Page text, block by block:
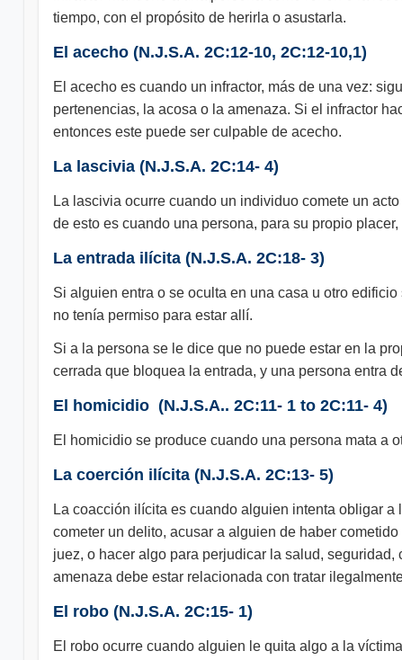
tiempo, con el propósito de herirla o asustarla.
El acecho (N.J.S.A. 2C:12-10, 2C:12-10,1)
El acecho es cuando un infractor, más de una vez:
pertenencias, la acosa o la amenaza. Si el infractor
entonces este puede ser culpable de acecho.
La lascivia (N.J.S.A. 2C:14- 4)
La lascivia ocurre cuando un individuo comete un
de esto es cuando una persona, para su propio
La entrada ilícita (N.J.S.A. 2C:18- 3)
Si alguien entra o se oculta en una casa u otro
no tenía permiso para estar allí.
Si a la persona se le dice que no puede estar en la
cerrada que bloquea la entrada, y una persona entra
El homicidio (N.J.S.A.. 2C:11- 1 to 2C:11- 4)
El homicidio se produce cuando una persona mata a
La coerción ilícita (N.J.S.A. 2C:13- 5)
La coacción ilícita es cuando alguien intenta obligar
cometer un delito, acusar a alguien de haber
juez, o hacer algo para perjudicar la salud,
amenaza debe estar relacionada con tratar
El robo (N.J.S.A. 2C:15- 1)
El robo ocurre cuando alguien le quita algo a la